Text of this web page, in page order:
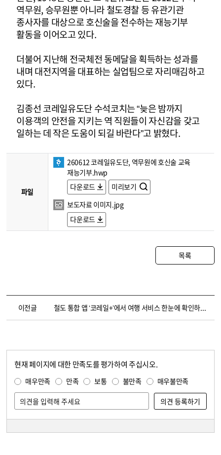
역무원, 승무원뿐 아니라 철도경찰 등 유관기관
종사자를 대상으로 호신술을 전수하는 재능기부
활동을 이어오고 있다.
더불어 지난해 전국체전 동메달을 획득하는 성과를
내며 대전지역을 대표하는 실업팀으로 자리매김하고
있다.
김종선 코레일유도단 수석코치는 “늦은 밤까지
이용객의 안전을 지키는 역 직원들이 자신감을 갖고
일하는 데 작은 도움이 되길 바란다”고 밝혔다.
파일
260612 코레일유도단, 역무원에 호신술 교육
재능기부.hwp
다운로드
미리보기
보도자료 이미지.jpg
다운로드
목록
이전글 철도 통합 앱 ‘코레일+’에서 여행 서비스 한눈에 확인하세요
현재 페이지에 대한 만족도를 평가하여 주십시오.
매우만족 만족 보통 불만족 매우불만족